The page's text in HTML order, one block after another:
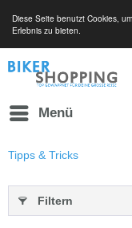
Diese Seite benutzt Cookies,
Erlebnis zu bieten.
Menü
Tipps & Tricks
Filtern